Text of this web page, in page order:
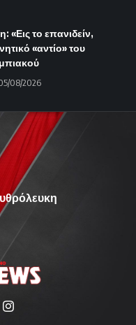
«Εις το επανιδείν,
«αντίο» του
08/2026